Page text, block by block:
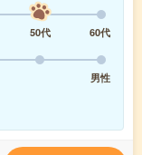
50代
60代
男性